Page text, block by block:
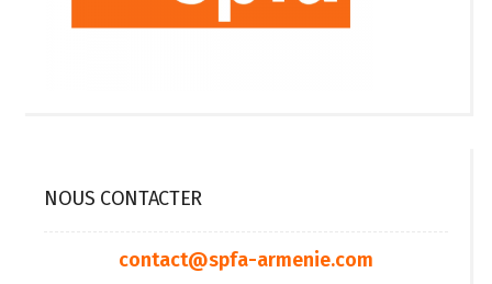
NOUS CONTACTER
contact@spfa-armenie.com